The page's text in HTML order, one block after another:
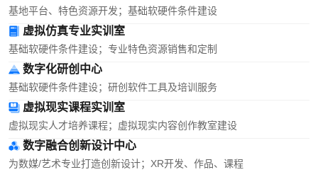
基地平台、特色资源开发；基础软硬件条件建设
虚拟仿真专业实训室
基础软硬件条件建设；专业特色资源销售和定制
数字化研创中心
基础软硬件条件建设；研创软件工具及培训服务
虚拟现实课程实训室
虚拟现实人才培养课程；虚拟现实内容创作教室建设
数字融合创新设计中心
为数媒/艺术专业打造创新设计；XR开发、作品、课程